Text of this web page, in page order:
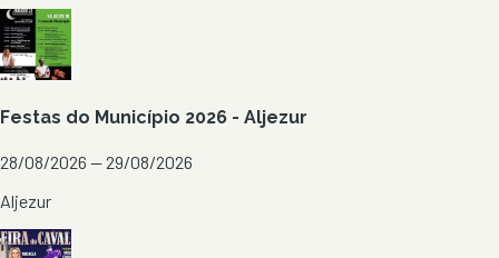
Festas do Município 2026 - Aljezur
28/08/2026 — 29/08/2026
Aljezur